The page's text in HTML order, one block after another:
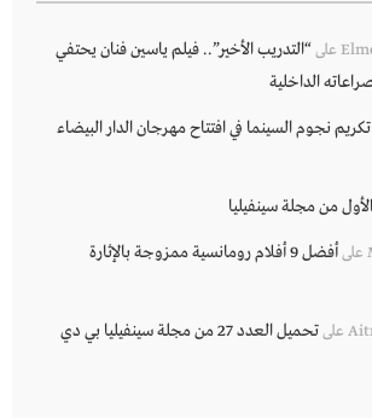
على“التدريب الأخير”.. فيلم ياسين فنان يحتفي
الداخلية
تكريم نجوم السينما في افتتاح مهرجان الدار البيضاء
من مجلة سينفيليا
على
أفضل 9 أفلام رومانسية ممزوجة بالإثارة
على
تحميل العدد 27 من مجلة سينفيليا بي دي